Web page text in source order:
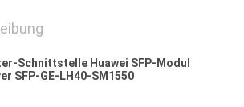
Schnittstelle Huawei SFP-Modul
SFP-GE-LH40-SM1550